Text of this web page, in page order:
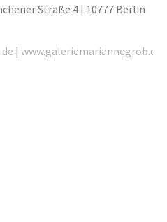
Straße 4 | 10777 Berlin
| www.galeriemariannegrob.de